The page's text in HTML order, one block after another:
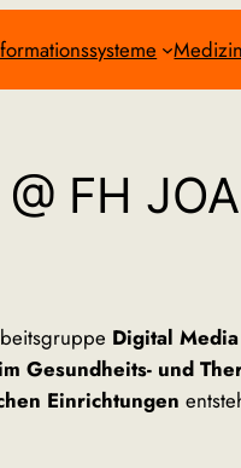
FH
Digital
Gesundheits- und
Einrichtungen